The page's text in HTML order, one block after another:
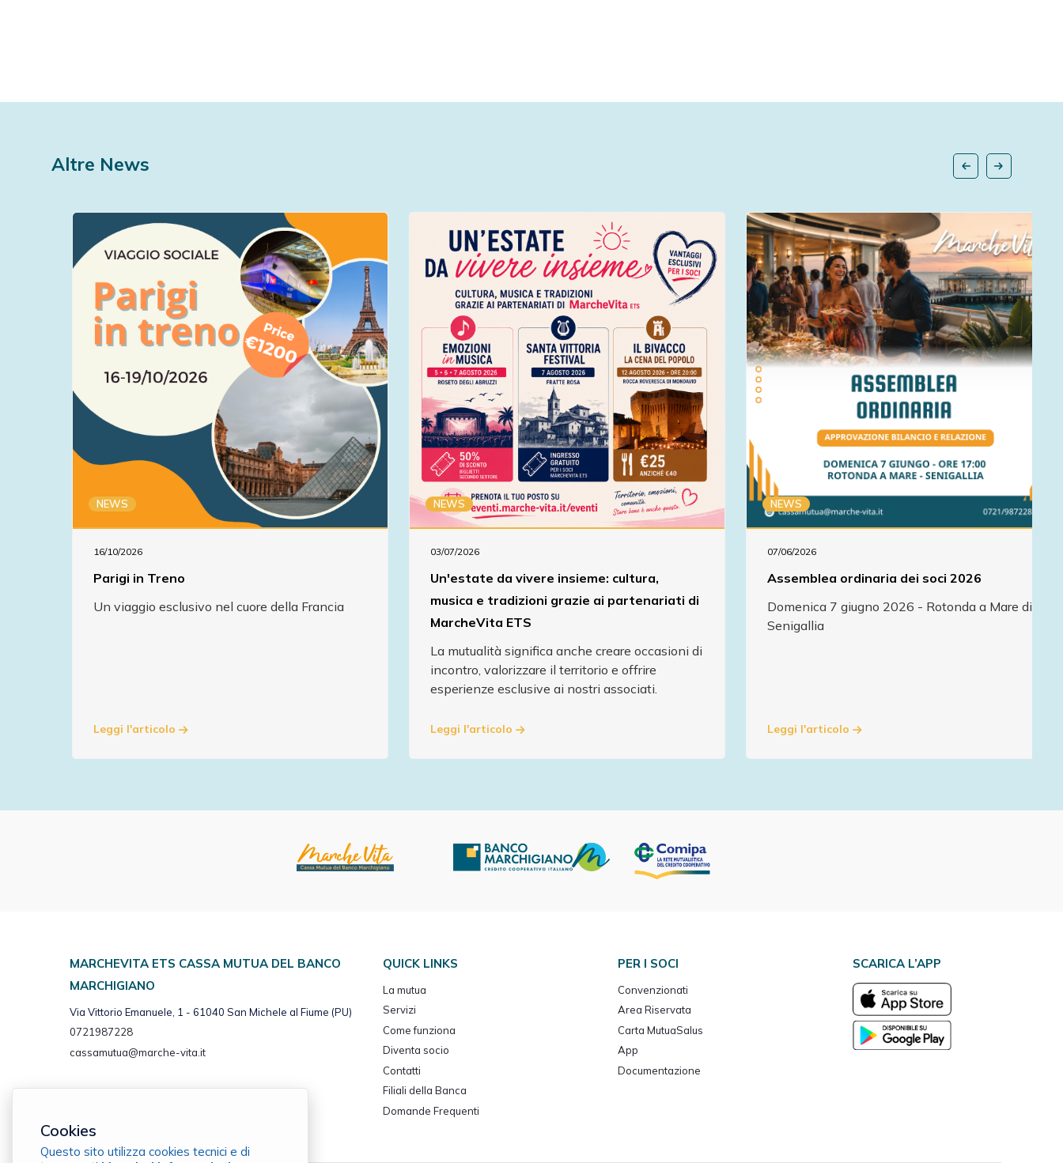
Altre News
NEWS
16/10/2026
Parigi in Treno
Un viaggio esclusivo nel cuore della Francia
Leggi l'articolo
NEWS
03/07/2026
Un'estate da vivere insieme: cultura,
musica e tradizioni grazie ai partenariati di
MarcheVita ETS
La mutualità significa anche creare occasioni di
incontro, valorizzare il territorio e offrire
esperienze esclusive ai nostri associati.
Leggi l'articolo
NEWS
07/06/2026
Assemblea ordinaria dei soci 2026
Domenica 7 giugno 2026 - Rotonda a Mare di
Senigallia
Leggi l'articolo
MARCHEVITA ETS CASSA MUTUA DEL BANCO
MARCHIGIANO
Via Vittorio Emanuele, 1 - 61040 San Michele al Fiume (PU)
0721987228
cassamutua@marche-vita.it
QUICK LINKS
La mutua
Servizi
Come funziona
Diventa socio
Contatti
Filiali della Banca
Domande Frequenti
PER I SOCI
Convenzionati
Area Riservata
Carta MutuaSalus
App
Documentazione
SCARICA L’APP
Cookies
Questo sito utilizza cookies tecnici e di